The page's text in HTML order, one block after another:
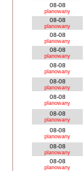
08-08
planowany
08-08
planowany
08-08
planowany
08-08
planowany
08-08
planowany
08-08
planowany
08-08
planowany
08-08
planowany
08-08
planowany
08-08
planowany
08-08
planowany